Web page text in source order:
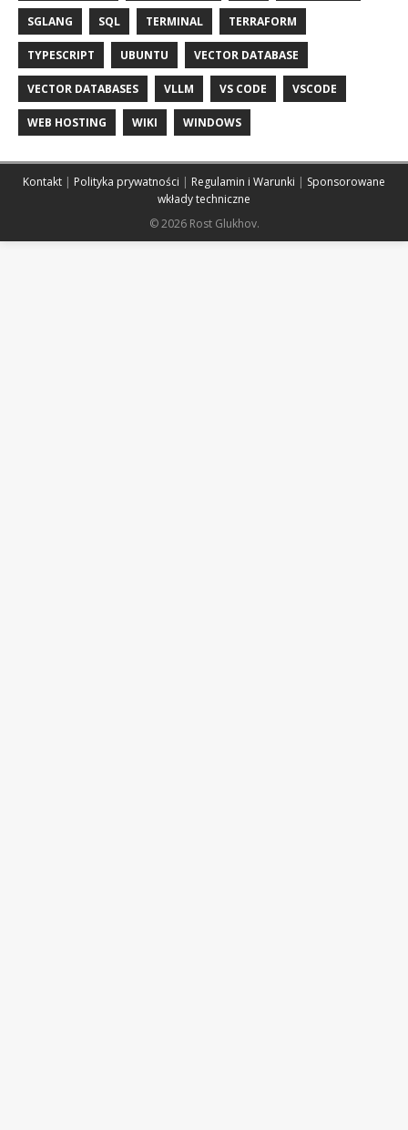
SGLANG SQL TERMINAL TERRAFORM
TYPESCRIPT UBUNTU VECTOR DATABASE
VECTOR DATABASES VLLM VS CODE VSCODE
WEB HOSTING WIKI WINDOWS
Kontakt | Polityka prywatności | Regulamin i Warunki | Sponsorowane
wkłady techniczne
© 2026 Rost Glukhov.